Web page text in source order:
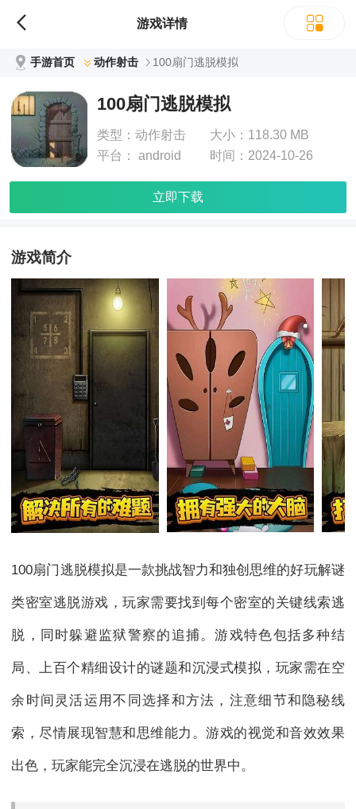
游戏详情
手游首页 动作射击 100扇门逃脱模拟
100扇门逃脱模拟
类型： 动作射击 大小： 118.30 MB
平台：
android 时间： 2024-10-26
立即下载
游戏简介
100扇门逃脱模拟是一款挑战智力和独创思维的好玩解谜
类密室逃脱游戏，玩家需要找到每个密室的关键线索逃
脱，同时躲避监狱警察的追捕。游戏特色包括多种结
局、上百个精细设计的谜题和沉浸式模拟，玩家需在空
余时间灵活运用不同选择和方法，注意细节和隐秘线
索，尽情展现智慧和思维能力。游戏的视觉和音效效果
出色，玩家能完全沉浸在逃脱的世界中。